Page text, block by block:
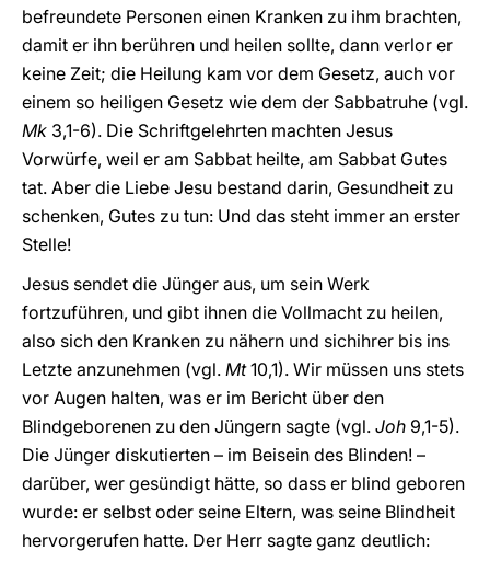
befreundete Personen einen Kranken zu ihm brachten,
damit er ihn berühren und heilen sollte, dann verlor er
keine Zeit; die Heilung kam vor dem Gesetz, auch vor
einem so heiligen Gesetz wie dem der Sabbatruhe (vgl.
Mk 3,1-6). Die Schriftgelehrten machten Jesus
Vorwürfe, weil er am Sabbat heilte, am Sabbat Gutes
tat. Aber die Liebe Jesu bestand darin, Gesundheit zu
schenken, Gutes zu tun: Und das steht immer an erster
Stelle!
Jesus sendet die Jünger aus, um sein Werk
fortzuführen, und gibt ihnen die Vollmacht zu heilen,
also sich den Kranken zu nähern und sichihrer bis ins
Letzte anzunehmen (vgl. Mt10,1). Wir müssen uns stets
vor Augen halten, was er im Bericht über den
Blindgeborenen zu den Jüngern sagte (vgl. Joh 9,1-5).
Die Jünger diskutierten – im Beisein des Blinden! –
darüber, wer gesündigt hätte, so dass er blind geboren
wurde: er selbst oder seine Eltern, was seine Blindheit
hervorgerufen hatte. Der Herr sagte ganz deutlich: